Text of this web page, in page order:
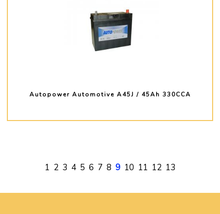
Autopower Automotive A45J / 45Ah 330CCA
1 2 3 4 5 6 7 8 9 10 11 12 13